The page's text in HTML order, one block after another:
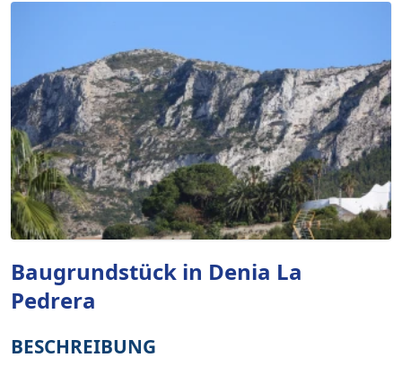
Baugrundstück in Denia La
Pedrera
BESCHREIBUNG